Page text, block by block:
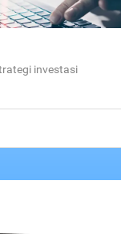
investasi